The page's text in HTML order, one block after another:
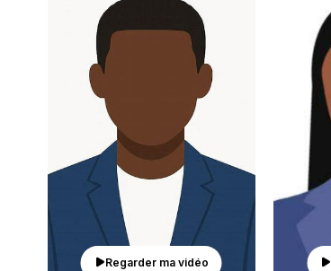
Regarder ma vidéo